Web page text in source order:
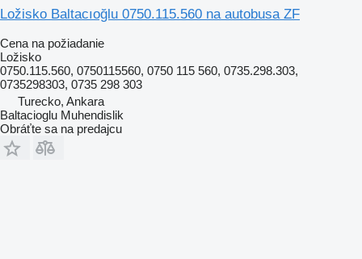
Ložisko Baltacıoğlu 0750.115.560 na autobusa ZF
Cena na požiadanie
Ložisko
0750.115.560, 0750115560, 0750 115 560, 0735.298.303,
0735298303, 0735 298 303
Turecko, Ankara
Baltacioglu Muhendislik
Obráťte sa na predajcu